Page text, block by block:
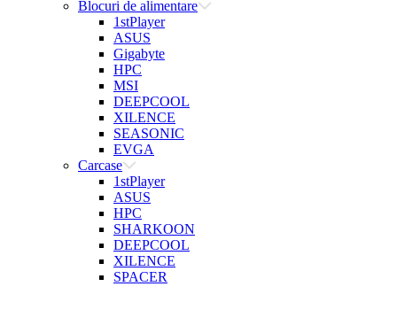
Blocuri de alimentare
1stPlayer
ASUS
Gigabyte
HPC
MSI
DEEPCOOL
XILENCE
SEASONIC
EVGA
Carcase
1stPlayer
ASUS
HPC
SHARKOON
DEEPCOOL
XILENCE
SPACER